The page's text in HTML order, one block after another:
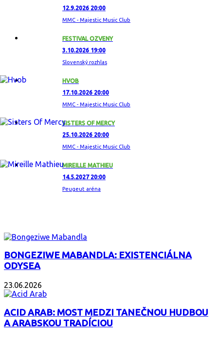
12.9.2026 20:00
MMC - Majestic Music Club
FESTIVAL OZVENY
3.10.2026 19:00
Slovenský rozhlas
HVOB
17.10.2026 20:00
MMC - Majestic Music Club
SISTERS OF MERCY
25.10.2026 20:00
MMC - Majestic Music Club
MIREILLE MATHIEU
14.5.2027 20:00
Peugeut aréna
BONGEZIWE MABANDLA: EXISTENCIÁLNA
ODYSEA
23.06.2026
ACID ARAB: MOST MEDZI TANEČNOU HUDBOU
A ARABSKOU TRADÍCIOU